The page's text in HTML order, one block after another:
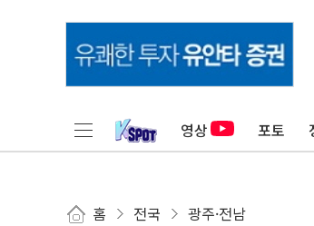
영상 포토
홈 전국 광주·전남